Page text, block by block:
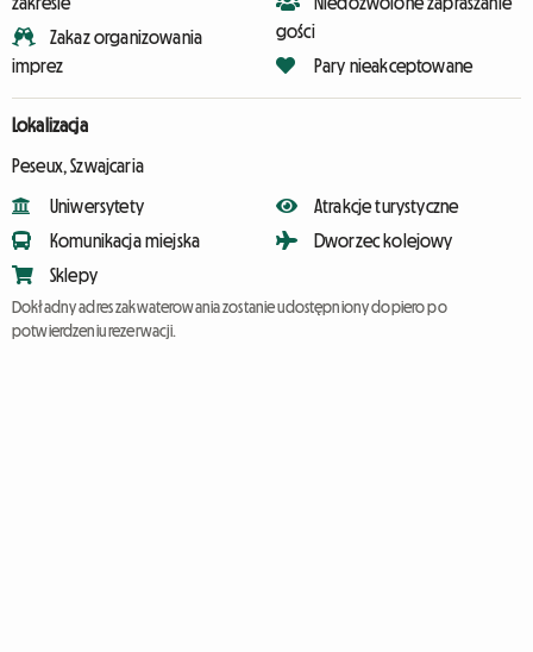
Zakaz organizowania
imprez
gości
Pary nieakceptowane
Lokalizacja
Peseux, Szwajcaria
Uniwersytety
Komunikacja miejska
Sklepy
Atrakcje turystyczne
Dworzec kolejowy
Dokładny adres zakwaterowania zostanie udostępniony dopiero po
potwierdzeniu rezerwacji.